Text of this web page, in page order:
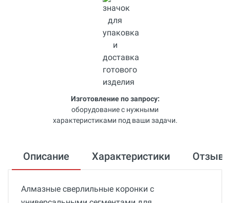
Изготовление по запросу:
оборудование с нужными
характеристиками под ваши задачи.
Описание Характеристики
Алмазные сверлильные коронки с